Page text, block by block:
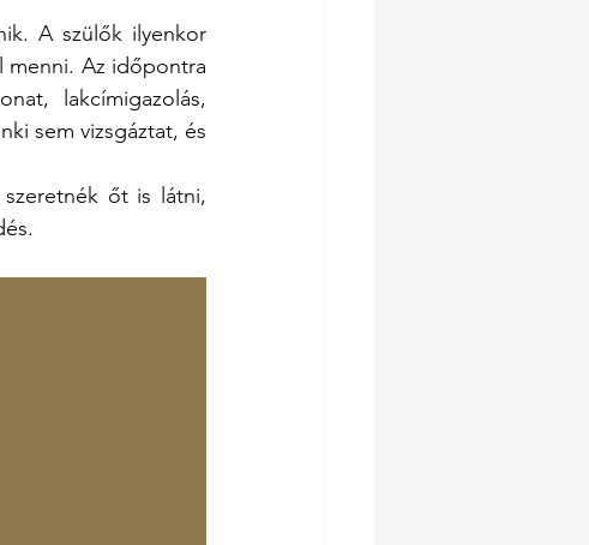
A szülők ilyenkor
menni. Az időpontra
lakcímigazolás,
sem vizsgáztat, és
őt is látni,